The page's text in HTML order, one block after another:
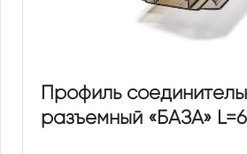
Профиль
разъемный «БАЗА»